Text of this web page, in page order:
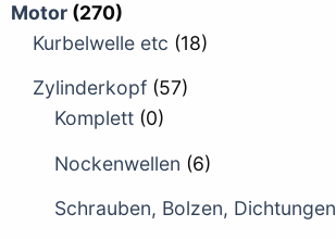
Motor (270)
Kurbelwelle etc (18)
Zylinderkopf (57)
Komplett (0)
Nockenwellen (6)
Schrauben, Bolzen, Dichtungen